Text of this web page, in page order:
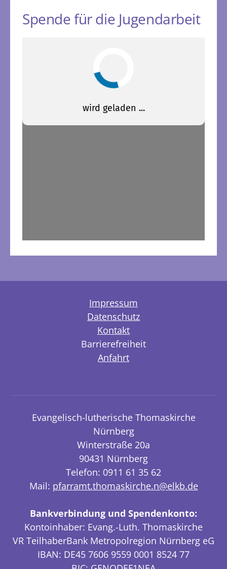
Spende für die Jugendarbeit
Impressum
Datenschutz
Kontakt
Barrierefreiheit
Anfahrt
Evangelisch-lutherische Thomaskirche
Nürnberg
Winterstraße 20a
90431 Nürnberg
Telefon: 0911 61 35 62
Mail: pfarramt.thomaskirche.n@elkb.de
Bankverbindung und Spendenkonto:
Kontoinhaber: Evang.-Luth. Thomaskirche
VR TeilhaberBank Metropolregion Nürnberg eG
IBAN: DE45 7606 9559 0001 8524 77